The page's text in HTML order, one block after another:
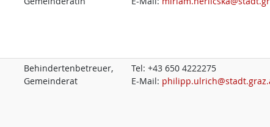
Behindertenbetreuer,
Gemeinderat
Tel:+43 650 4222275
E-Mail: